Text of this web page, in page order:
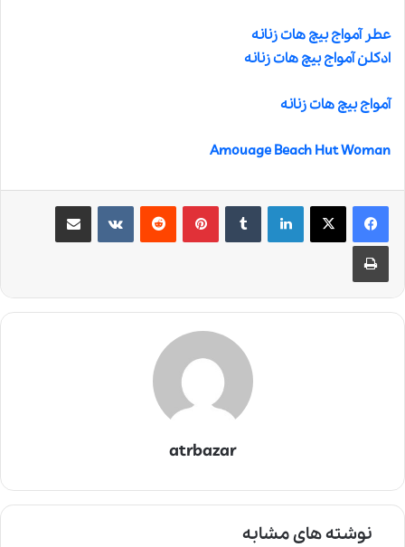
عطر آمواج بیچ هات زنانه
ادکلن آمواج بیچ هات زنانه
آمواج بیچ هات زنانه
Amouage Beach Hut Woman
لینکدین ‫تامبلر ‫پین‌ترست‫رددیت ‫VKontakteاشتراک گذاری از طریق ایمیل
چاپ
atrbazar
نوشته های مشابه